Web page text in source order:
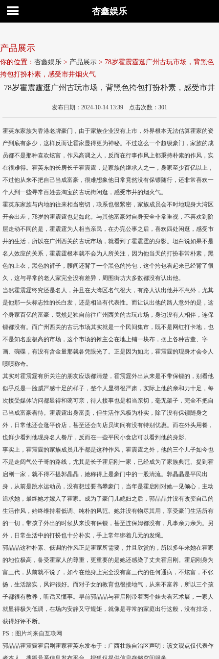
杏鑫娱乐
产品展示
你的位置： 杏鑫娱乐 > 产品展示 > 78岁霍震霆逛广州古玩市场，背黑色
挎包打扮朴素，感受市井烟火气
78岁霍震霆逛广州古玩市场，背黑色挎包打扮朴素，感受市井
发布日期：2024-10-14 13:39 点击次数：301
霍英东家族为香港老牌豪门，由于家族企业没有上市，外界根本无法估算霍家的资
产到底有多少，这样反而让霍家显得更为神秘。不过这么一个超级豪门，家族的成
员都不是那种喜欢炫富，作风高调之人，反而在行事作风上都秉持朴素的作风，实
在很难得。霍英东的长房长子霍震霆，是家族的继承人之一，身家至少百亿以上，
不过他从来不把自己当成富豪，很难想象他日常竟然没有保镖随行，还非常喜欢一
个人到一些寻常百姓去淘宝的古玩街闲逛，感受市井的烟火气。
霍英东家族与内地的往来相当密切，联系也很紧密，家族成员会不时地现身大湾区
开会出差，78岁的霍震霆也是如此。与其他富豪对自身安全非常重视，不喜欢到阶
层走动不同的是，霍震霆为人相当亲民，在办完公事之后，喜欢四处闲逛，感受市
井的生活，所以在广州西关的古玩市场，就看到了霍震霆的身影。坦白说如果不是
名人效应的关系，霍震霆根本就不会为人所关注，因为他当天的打扮非常朴素，黑
色的上衣，黑色的裤子，腰间还背了一个黑色的挎包，这个挎包看起来已经背了很
久，这与寻常的老人家完全没有差异，周围街坊大多数都没有认出他。
当然霍震霆终究还是名人，并且在大湾区名气很大，有路人认出他并不意外，尤其
是他那一头标志性的长白发，还是相当有代表性。而让认出他的路人意外的是，这
个身家百亿的富豪，竟然是独自前往广州西关的古玩市场，身边没有人相伴，连保
镖都没有。而广州西关的古玩市场其实就是一个民间集市，既不是网红打卡地，也
不是知名度极高的市场，这个市场的摊主会在地上铺一块布，摆上各种古董、字
画、碗碟，有没有含金量那就各凭眼光了。正是因为如此，霍震霆的现身才会令人
啧啧称奇。
其实对霍震霆有所关注的朋友应该都清楚，霍震霆外出从来是不带保镖的，别看他
似乎总是一脸威严感十足的样子，整个人显得很严肃，实际上他的亲和力十足，每
次接受媒体访问都显得和蔼可亲，待人接事也是相当亲切，毫无架子，完全不把自
己当成富豪看待。霍震霆出身富贵，但生活作风极为朴实，除了没有保镖随身之
外，日常他还会逛平价店，甚至还会向店员询问有没有特别优惠。而在外头用餐，
也鲜少看到他现身名人餐厅，反而在一些平民小食店可以看到他的身影。
事实上，霍震霆的家族成员几乎都是这种作风，霍震霆之外，他的三个儿子如今也
不是走阔气公子哥的路线，尤其是长子霍启刚一家，已经成为了家族典范。提到霍
启刚一家，就不得不提郭晶晶，她称得上是豪门中的一股清流。郭晶晶是平民出
身，从前是跳水运动员，没有想过要高攀豪门，当年是霍启刚对她一见倾心，主动
追求她，最终她才嫁入了霍家。成为了豪门儿媳妇之后，郭晶晶并没有改变自己的
生活作风，始终维持着低调、纯朴的风范。她并没有物尽其用，享受豪门生活所有
的一切，带孩子外出的时候从来没有保镖，甚至连保姆都没有，凡事亲力亲为。另
外，日常生活中的打扮也十分朴实，手上常年绑着几元的发绳。
郭晶晶这种朴素、低调的作风正是霍家所需要，并且欣赏的，所以多年来她在霍家
的地位极高，备受霍家人的尊重，更重要的是她还感染了丈夫霍启刚。霍启刚身为
富三代，从前就不说了，如今在他身上完全没有富三代的任何通病，不炫富，不张
扬，生活踏实，风评很好。而对子女的教育也很接地气，从来不富养，所以三个孩
子都很有教养，听话又懂事。早前郭晶晶与霍启刚带着两个娃去看艺术展，一家人
就显得极为低调，在场内安静又守规矩，就像是寻常的家庭出行这般，没有排场，
获得好评不断。
PS：图片均来自互联网
郭晶晶霍震霆霍启刚霍家霍英东发布于：广西壮族自治区声明：该文观点仅代表作